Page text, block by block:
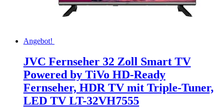
Angebot!
JVC Fernseher 32 Zoll Smart TV
Powered by TiVo HD-Ready
Fernseher, HDR TV mit Triple-Tuner,
LED TV LT-32VH7555